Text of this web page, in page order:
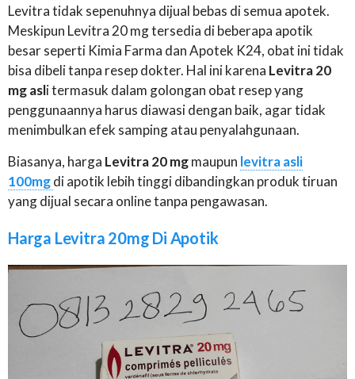
Levitra tidak sepenuhnya dijual bebas di semua apotek.
Meskipun Levitra 20 mg tersedia di beberapa apotik
besar seperti Kimia Farma dan Apotek K24, obat ini tidak
bisa dibeli tanpa resep dokter. Hal ini karena Levitra 20
mg asli termasuk dalam golongan obat resep yang
penggunaannya harus diawasi dengan baik, agar tidak
menimbulkan efek samping atau penyalahgunaan.
Biasanya, harga Levitra 20 mgmaupun levitra asli
100mgdi apotik lebih tinggi dibandingkan produk tiruan
yang dijual secara online tanpa pengawasan.
Harga Levitra 20mg Di Apotik